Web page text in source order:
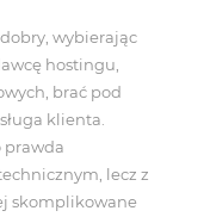
wybierając
hostingu,
brać pod
klienta.
prawda
lecz z
skomplikowane